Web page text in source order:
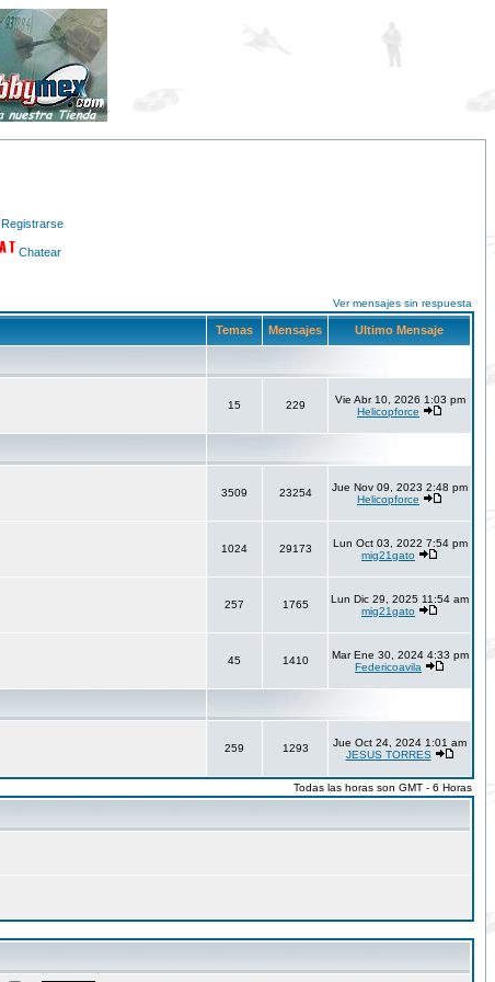
Registrarse
Chatear
Ver mensajes sin respuesta
Temas Mensajes Ultimo Mensaje
15 229
Vie Abr 10, 2026 1:03 pm
Helicopforce
3509 23254
Jue Nov 09, 2023 2:48 pm
Helicopforce
1024 29173
Lun Oct 03, 2022 7:54 pm
mig21gato
257 1765
Lun Dic 29, 2025 11:54 am
mig21gato
45 1410
Mar Ene 30, 2024 4:33 pm
Federicoavila
259 1293
Jue Oct 24, 2024 1:01 am
JESUS TORRES
Todas las horas son GMT - 6 Horas